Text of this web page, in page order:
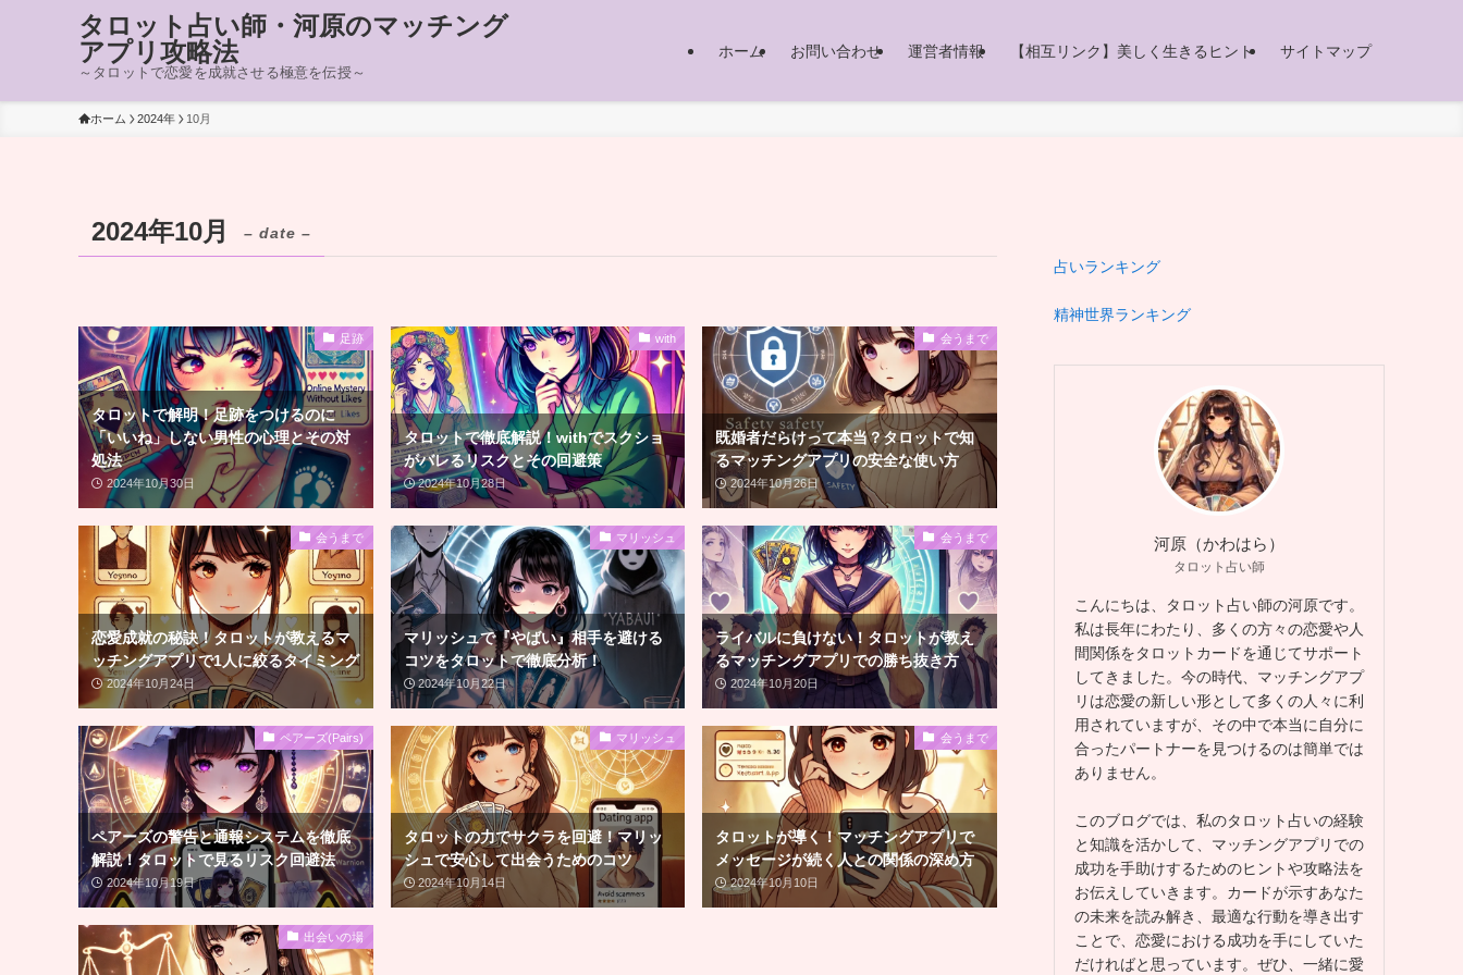
タロット占い師・河原のマッチング
アプリ攻略法
～タロットで恋愛を成就させる極意を伝授～
ホーム お問い合わせ 運営者情報 【相互リンク】美しく生きるヒント サイトマップ
ホーム 2024年 10月
2024年10月 – date –
足跡
タロットで解明！足跡をつけるのに
「いいね」しない男性の心理とその対
処法
2024年10月30日
with
タロットで徹底解説！withでスクショ
がバレるリスクとその回避策
2024年10月28日
会うまで
既婚者だらけって本当？タロットで知
るマッチングアプリの安全な使い方
2024年10月26日
会うまで
恋愛成就の秘訣！タロットが教えるマ
ッチングアプリで1人に絞るタイミング
2024年10月24日
マリッシュ
マリッシュで『やばい』相手を避ける
コツをタロットで徹底分析！
2024年10月22日
会うまで
ライバルに負けない！タロットが教え
るマッチングアプリでの勝ち抜き方
2024年10月20日
ペアーズ(Pairs)
ペアーズの警告と通報システムを徹底
解説！タロットで見るリスク回避法
2024年10月19日
マリッシュ
タロットの力でサクラを回避！マリッ
シュで安心して出会うためのコツ
2024年10月14日
会うまで
タロットが導く！マッチングアプリで
メッセージが続く人との関係の深め方
2024年10月10日
出会いの場
占いランキング
精神世界ランキング
河原（かわはら）
タロット占い師
こんにちは、タロット占い師の河原です。
私は長年にわたり、多くの方々の恋愛や人
間関係をタロットカードを通じてサポート
してきました。今の時代、マッチングアプ
リは恋愛の新しい形として多くの人々に利
用されていますが、その中で本当に自分に
合ったパートナーを見つけるのは簡単では
ありません。
このブログでは、私のタロット占いの経験
と知識を活かして、マッチングアプリでの
成功を手助けするためのヒントや攻略法を
お伝えしていきます。カードが示すあなた
の未来を読み解き、最適な行動を導き出す
ことで、恋愛における成功を手にしていた
だければと思っています。ぜひ、一緒に愛